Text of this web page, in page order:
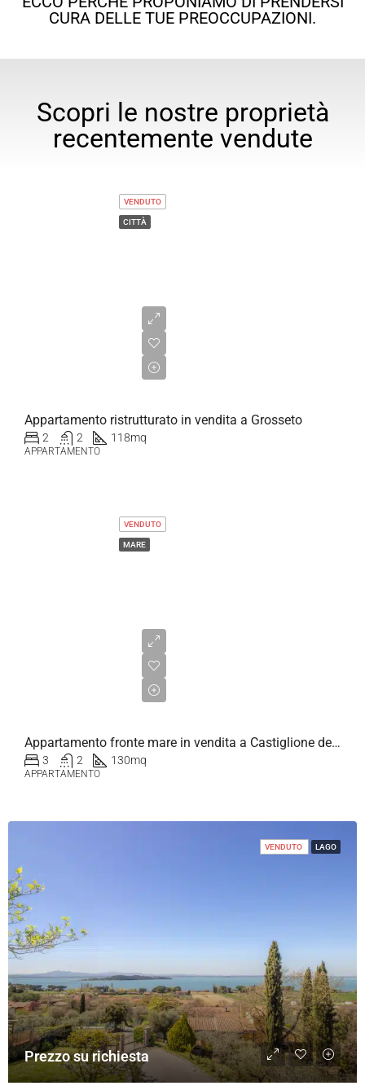
CURA DELLE TUE PREOCCUPAZIONI.
Scopri le nostre proprietà
recentemente vendute
VENDUTO
CITTÀ
Appartamento ristrutturato in vendita a Grosseto
2 2 118mq
APPARTAMENTO
VENDUTO
MARE
Appartamento fronte mare in vendita a Castiglione della Pescaia
3 2 130mq
APPARTAMENTO
VENDUTO LAGO
Prezzo su richiesta